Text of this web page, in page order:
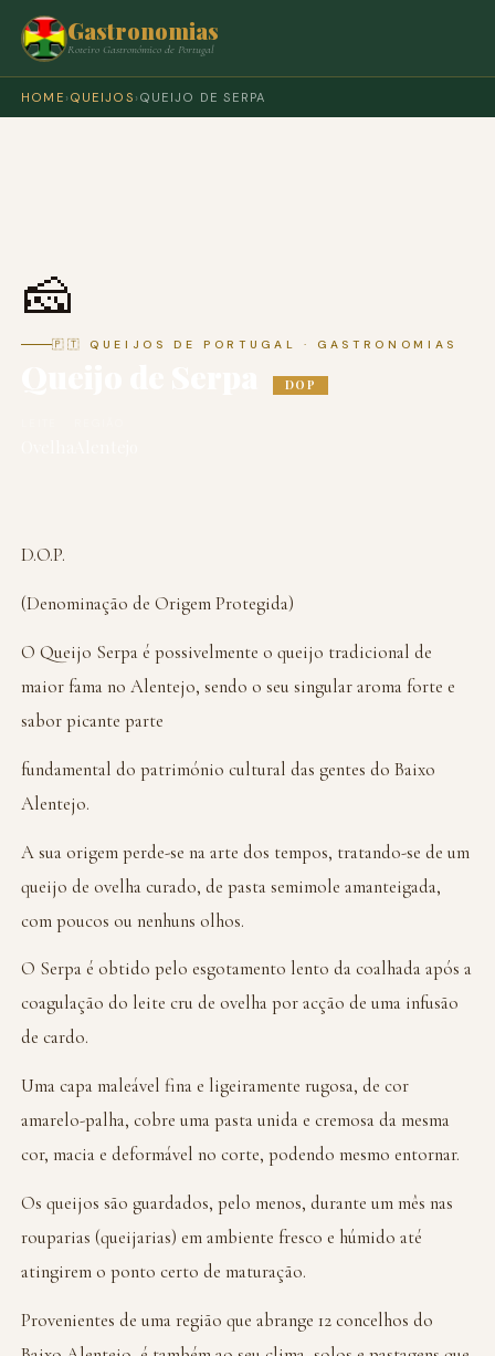
Gastronomias
Roteiro Gastronómico de Portugal
HOME › QUEIJOS › QUEIJO DE SERPA
🧀
🇵🇹 QUEIJOS DE PORTUGAL · GASTRONOMIAS
DOP
D.O.P.
(Denominação de Origem Protegida)
O Queijo Serpa é possivelmente o queijo tradicional de
maior fama no Alentejo, sendo o seu singular aroma forte e
sabor picante parte
fundamental do património cultural das gentes do Baixo
Alentejo.
A sua origem perde-se na arte dos tempos, tratando-se de um
queijo de ovelha curado, de pasta semimole amanteigada,
com poucos ou nenhuns olhos.
O Serpa é obtido pelo esgotamento lento da coalhada após a
coagulação do leite cru de ovelha por acção de uma infusão
de cardo.
Uma capa maleável fina e ligeiramente rugosa, de cor
amarelo-palha, cobre uma pasta unida e cremosa da mesma
cor, macia e deformável no corte, podendo mesmo entornar.
Os queijos são guardados, pelo menos, durante um mês nas
rouparias (queijarias) em ambiente fresco e húmido até
atingirem o ponto certo de maturação.
Provenientes de uma região que abrange 12 concelhos do